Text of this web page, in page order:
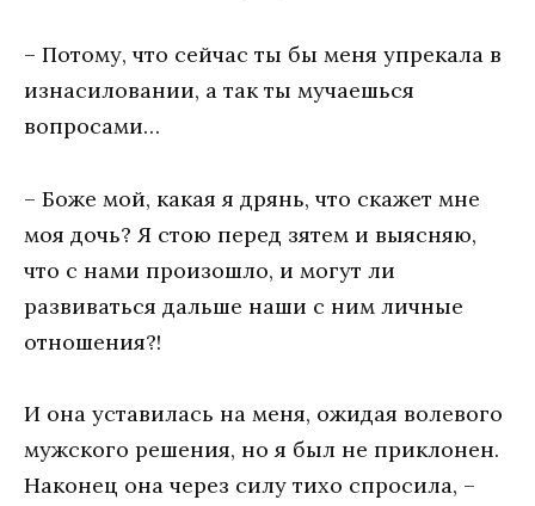
– Потому, что сейчас ты бы меня упрекала в
изнасиловании, а так ты мучаешься
вопросами…
– Боже мой, какая я дрянь, что скажет мне
моя дочь? Я стою перед зятем и выясняю,
что с нами произошло, и могут ли
развиваться дальше наши с ним личные
отношения?!
И она уставилась на меня, ожидая волевого
мужского решения, но я был не приклонен.
Наконец она через силу тихо спросила, –